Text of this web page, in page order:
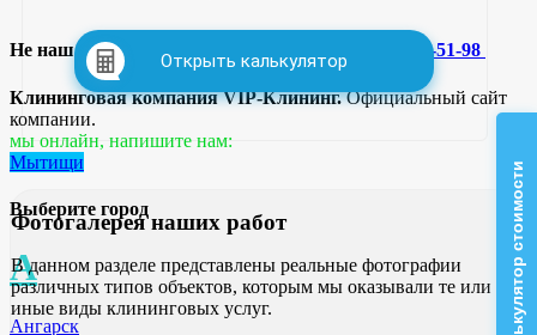
Не нашли свой город ? позвоните нам +7 958 100-51-98
Клининговая компания VIP-Клининг.Официальный сайт
компании.
мы онлайн, напишите нам:
Мытищи
Выберите город
А
Ангарск
Открыть калькулятор
Фотогалереянаших работ
В данном разделе представлены реальные фотографии
различных типов объектов, которым мы оказывали те или
иные виды клининговых услуг.
Калькулятор стоимости